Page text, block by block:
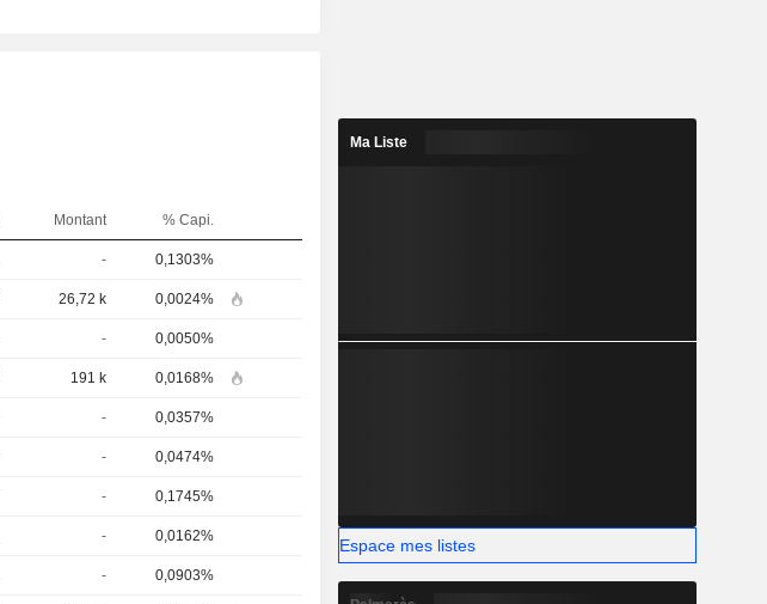
Montant % Capi.
- 0,1303%
26,72 k 0,0024%
- 0,0050%
191 k 0,0168%
- 0,0357%
- 0,0474%
- 0,1745%
- 0,0162%
- 0,0903%
Ma Liste
Espace mes listes